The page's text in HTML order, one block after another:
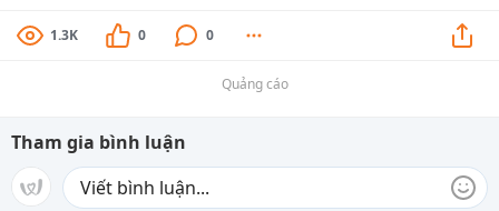
1.3K 0 0
Quảng cáo
Tham gia bình luận